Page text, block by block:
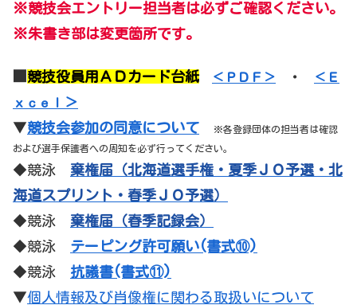
※競技会エントリー担当者は必ずご確認ください。
※朱書き部は変更箇所です。
競技役員用ＡＤカード台紙 ＜ＰＤＦ＞ ・
＜Ｅ
ｘｃｅｌ
＞
▼競技会参加の同意について
※各登録団体の担当者は確認
および選手保護者への周知を必ず行ってください。
◆競泳 棄権届（北海道選手権・夏季ＪＯ予選・北
海道スプリント・春季ＪＯ予選）
◆競泳 棄権届（春季記録会）
◆競泳 テーピング許可願い(書式⑩)
◆競泳 抗議書(書式⑪)
▼個人情報及び肖像権に関わる取扱いについて